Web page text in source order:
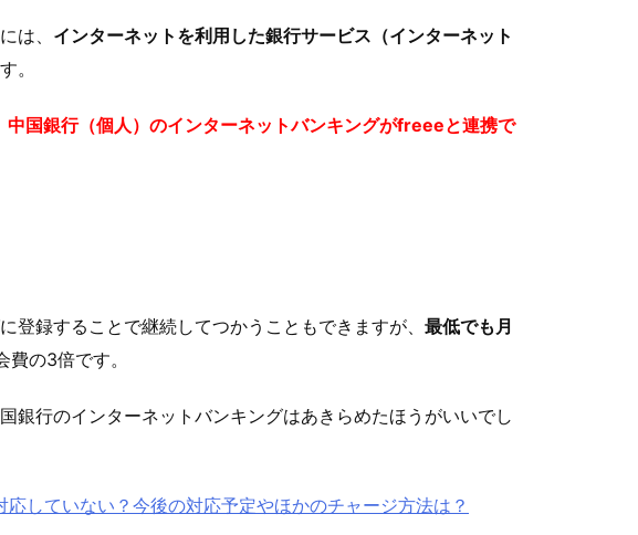
は、 インターネットを利用した銀行サービス（インターネット
。
国銀行（個人）のインターネットバンキングがfreeeと連携で
登録することで継続してつかうこともできますが、 最低でも月
の3倍です。
銀行のインターネットバンキングはあきらめたほうがいいでし
していない？今後の対応予定やほかのチャージ方法は？